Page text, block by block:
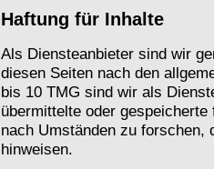
Haftung für Inhalte
Als Diensteanbieter sind wir
diesen Seiten nach den
bis 10 TMG sind wir als
übermittelte oder
nach Umständen zu forschen,
hinweisen.